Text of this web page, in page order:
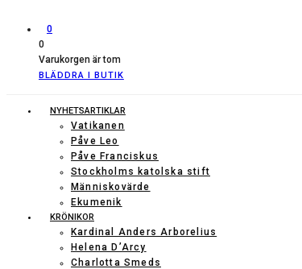
0
0
Varukorgen är tom
BLÄDDRA I BUTIK
NYHETSARTIKLAR
Vatikanen
Påve Leo
Påve Franciskus
Stockholms katolska stift
Människovärde
Ekumenik
KRÖNIKOR
Kardinal Anders Arborelius
Helena D’Arcy
Charlotta Smeds